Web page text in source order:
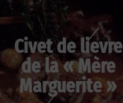
Civet de lievre
de la « Mère
Marguerite »